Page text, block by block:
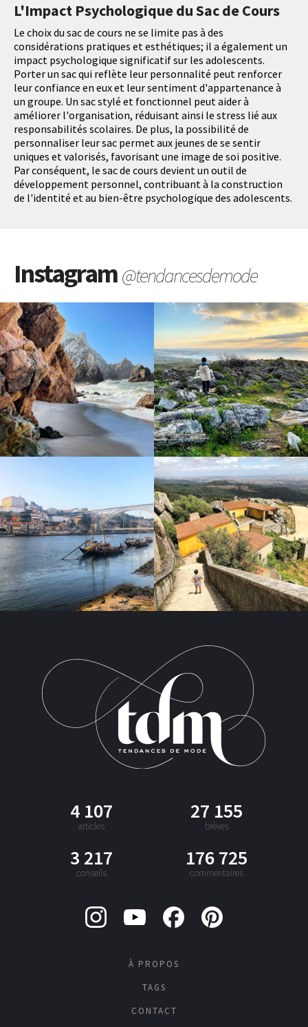
L'Impact Psychologique du Sac de Cours
Le choix du sac de cours ne se limite pas à des
considérations pratiques et esthétiques; il a également un
impact psychologique significatif sur les adolescents.
Porter un sac qui reflète leur personnalité peut renforcer
leur confiance en eux et leur sentiment d'appartenance à
un groupe. Un sac stylé et fonctionnel peut aider à
améliorer l'organisation, réduisant ainsi le stress lié aux
responsabilités scolaires. De plus, la possibilité de
personnaliser leur sac permet aux jeunes de se sentir
uniques et valorisés, favorisant une image de soi positive.
Par conséquent, le sac de cours devient un outil de
développement personnel, contribuant à la construction
de l'identité et au bien-être psychologique des adolescents.
Instagram@tendancesdemode
4 107
articles
27 155
brèves
3 217
conseils
176 725
commentaires
À PROPOS
TAGS
CONTACT